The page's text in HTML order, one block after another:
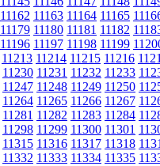
11162 11163 11164 11165
11179 11180 11181 11182
11196 11197 11198 11199
11213 11214 11215 11216
11230 11231 11232 11233
11247 11248 11249 11250
11264 11265 11266 11267
11281 11282 11283 11284
11298 11299 11300 11301
11315 11316 11317 11318
11332 11333 11334 11335